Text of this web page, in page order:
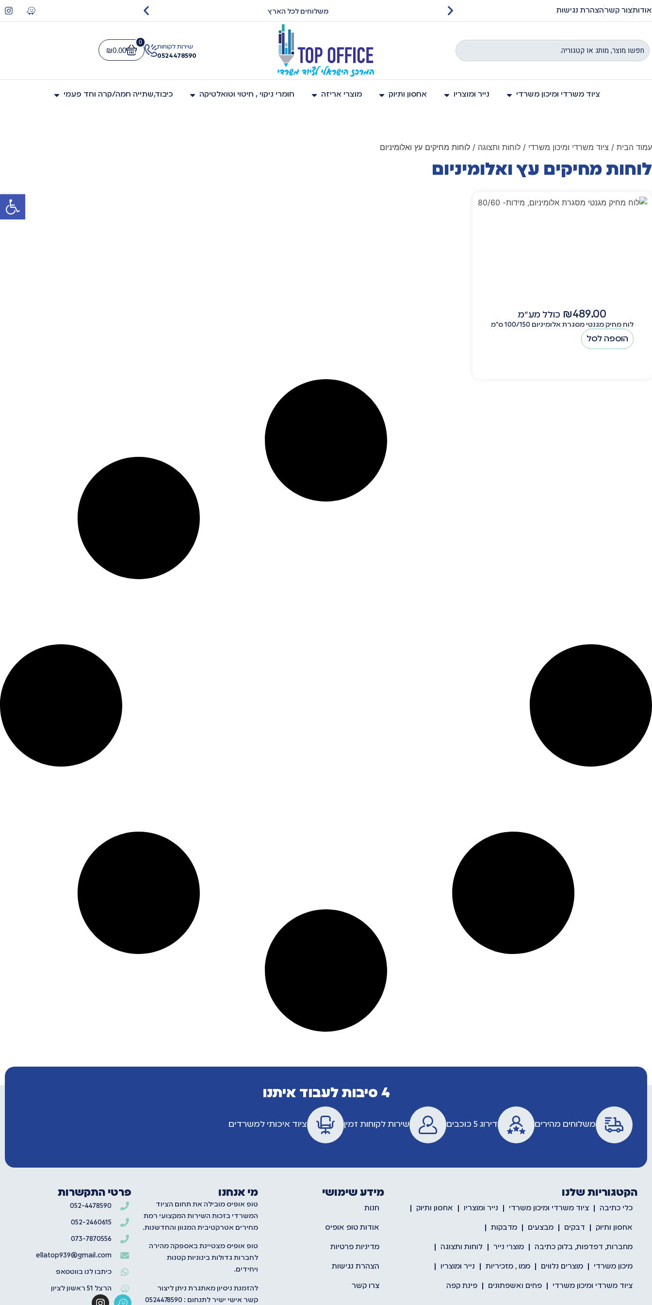
פתח
אודותצור קשרהצהרת נגישותבאתר כוללים מעמ משלוחים לכל הארץ
שירות לקוחות
0524478590
₪0.00
0
ציוד משרדי ומיכון משרדי נייר ומוצריו אחסון ותיוק מוצרי אריזה חומרי ניקוי , חיטוי וטואלטיקה כיבוד,שתייה חמה/קרה וחד פעמי
עמוד הבית / ציוד משרדי ומיכון משרדי / לוחות ותצוגה / לוחות מחיקים עץ ואלומיניום
לוחות מחיקים עץ ואלומיניום
₪489.00 כולל מע"מ
לוח מחיק מגנטי מסגרת אלומיניום 100/150 ס"מ
הוספה לסל
4 סיבות לעבוד איתנו
משלוחים מהירים דירוג 5 כוכבים שירות לקוחות זמין ציוד איכותי למשרדים
הקטגוריות שלנו
כלי כתיבה ציוד משרדי ומיכון משרדי נייר ומוצריו אחסון ותיוק
אחסון ותיוק דבקים מבצעים מדבקות
מחברות, דפדפות, בלוק כתיבה מוצרי נייר לוחות ותצוגה
מיכון משרדי מוצרים נלווים ממו , מזכיריות נייר ומוצריו
ציוד משרדי ומיכון משרדי פחים ואשפתונים פינת קפה
מידע שימושי
חנות
אודות טופ אופיס
מדיניות פרטיות
הצהרת נגישות
צרו קשר
מי אנחנו
טופ אופיס מובילה את תחום הציוד
המשרדי בזכות השירות המקצועי רמת
מחירים אטרקטיבית המגוון והחדשנות.
טופ אופיס מצטיינת באספקה מהירה
לחברות גדולות בינוניות קטנות
ויחידים.
להזמנת ניסיון מאתגרת ניתן ליצור
קשר אישי ישיר לתנחום : 0524478590
פרטי התקשרות
052-4478590
052-2460615
073-7870556
ellatop939@gmail.com
כיתבו לנו בווטסאפ
הרצל 51 ראשון לציון